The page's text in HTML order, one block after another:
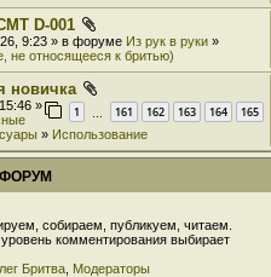
D-001
9:23 » в форуме Из рук в руки »
не относящееся к бритью)
новичка
1 161 162 163 164 165
»
» Использование
ФОРУМ
собираем, публикуем, читаем.
комментирования выбирает
Бритва Модераторы